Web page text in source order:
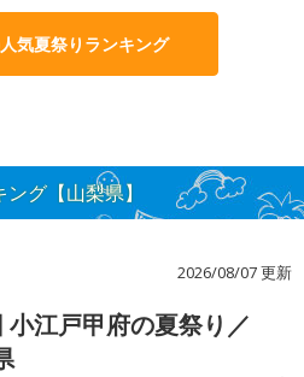
気夏祭りランキング
グ【山梨県】
2026/08/07 更新
小江戸甲府の夏祭り／